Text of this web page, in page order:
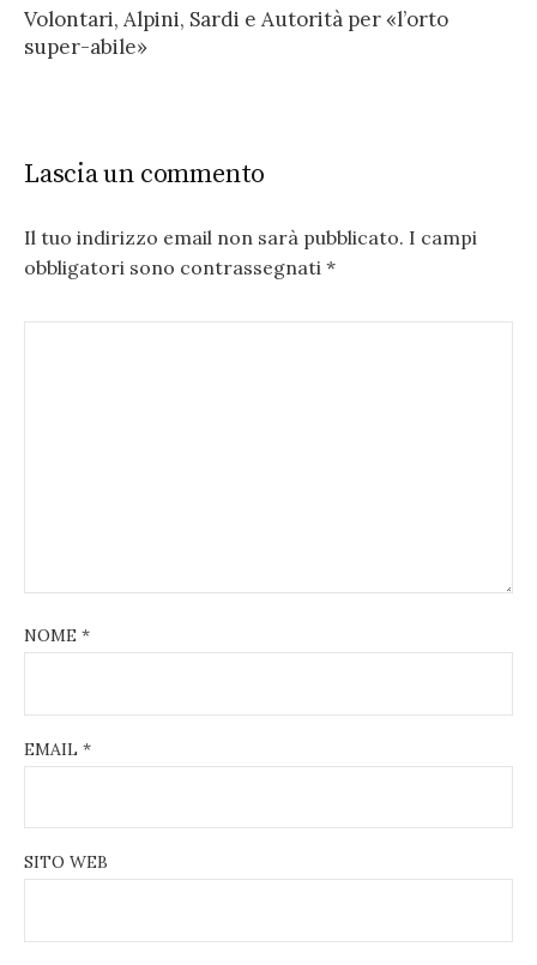
Volontari, Alpini, Sardi e Autorità per «l’orto
super-abile»
Lascia un commento
Il tuo indirizzo email non sarà pubblicato. I campi
obbligatori sono contrassegnati *
NOME *
EMAIL *
SITO WEB